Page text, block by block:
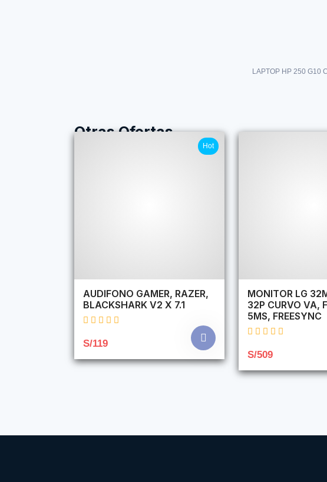
LAPTOP HP 250 G10
Otras Ofertas
Hot
AUDIFONO GAMER, RAZER,
BLACKSHARK V2 X 7.1
S/119
MONITOR LG
32P CURVO VA,
5MS, FREESYNC
S/509